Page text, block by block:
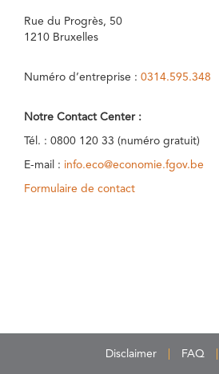
Rue du Progrès, 50
1210 Bruxelles
Numéro d’entreprise : 0314.595.348
Notre Contact Center :
Tél. : 0800 120 33 (numéro gratuit)
E-mail : info.eco@economie.fgov.be
Formulaire de contact
Disclaimer FAQ